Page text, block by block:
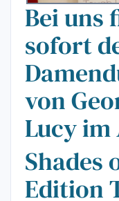
Bei uns
sofort
von
Lucy im
Shades
Edition